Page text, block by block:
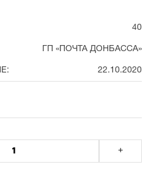
40
ГП «ПОЧТА ДОНБАССА»
22.10.2020
+